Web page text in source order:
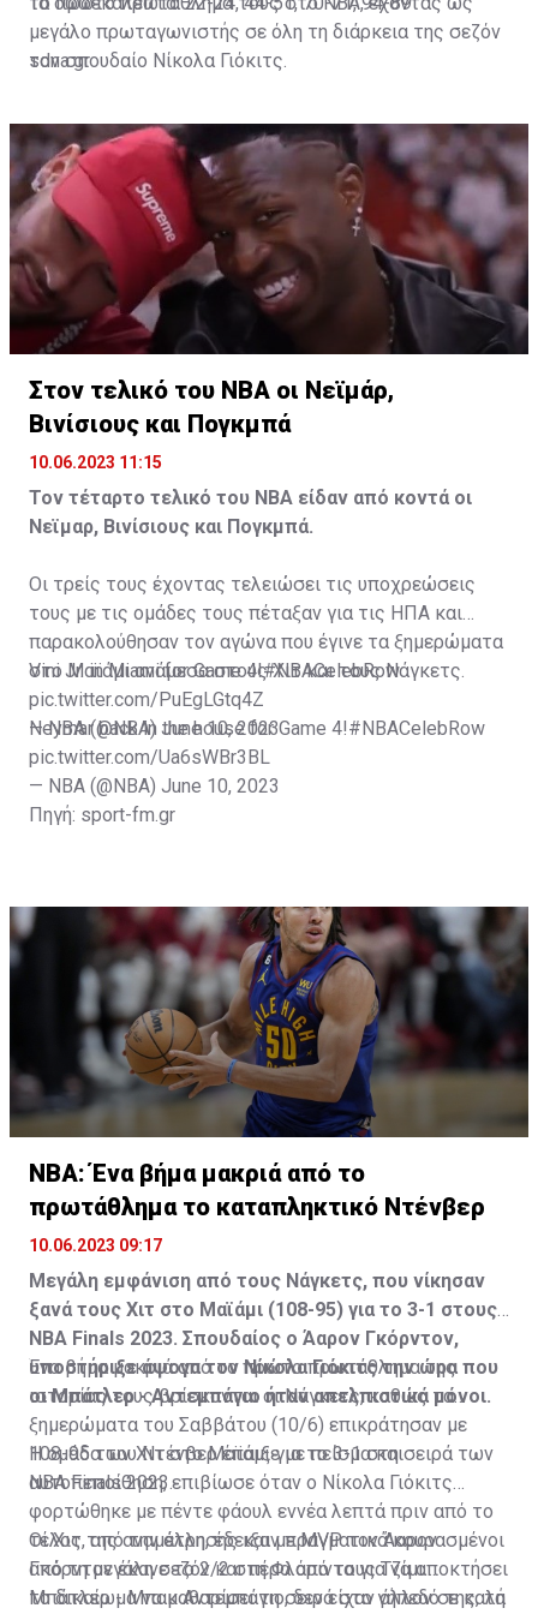
μεγάλο πρωταγωνιστής σε όλη τη διάρκεια της σεζόν
τον σπουδαίο Νίκολα Γιόκιτς.
sdna.gr
Στον τελικό του ΝΒΑ οι Νεϊμάρ,
Βινίσιους και Πογκμπά
10.06.2023 11:15
Τον τέταρτο τελικό του ΝΒΑ είδαν από κοντά οι
Νεϊμαρ, Βινίσιους και Πογκμπά.
Οι τρείς τους έχοντας τελειώσει τις υποχρεώσεις
τους με τις ομάδες τους πέταξαν για τις ΗΠΑ και
παρακολούθησαν τον αγώνα που έγινε τα ξημερώματα
στο Μαϊάμι ανάμεσα στους Χιτ και τους Νάγκετς.
Vini Jr. in Miami for Game 4!#NBACelebRow
pic.twitter.com/PuEgLGtq4Z
— NBA (@NBA) June 10, 2023
Neymar back in the house for Game 4!#NBACelebRow
pic.twitter.com/Ua6sWBr3BL
— NBA (@NBA) June 10, 2023
Πηγή: sport-fm.gr
NBA: Ένα βήμα μακριά από το
πρωτάθλημα το καταπληκτικό Ντένβερ
10.06.2023 09:17
Μεγάλη εμφάνιση από τους Νάγκετς, που νίκησαν
ξανά τους Χιτ στο Μαϊάμι (108-95) για το 3-1 στους
NBA Finals 2023. Σπουδαίος ο Άαρον Γκόρντον,
υποστήριξε άψογα τον Νίκολα Γιόκιτς την ώρα που
οι Μπάτλερ - Αντεμπάγιο ήταν απελπιστικά μόνοι.
Ένα βήμα μακριά από το πρώτο πρωτάθλημα της
ιστορίας τους βρίσκονται οι Νάγκετς, καθώς τα
ξημερώματα του Σαββάτου (10/6) επικράτησαν με
108-95 των Χιτ στο Μαϊάμι για το 3-1 στη σειρά των
NBA Finals 2023.
Η ομάδα του Ντένβερ έπαιξε με πείσμα και
αυτοπεποίθηση, επιβίωσε όταν ο Νίκολα Γιόκιτς
φορτώθηκε με πέντε φάουλ εννέα λεπτά πριν από το
τέλος της αναμέτρησης και με MVP τον Άαρον
Γκόρντον έκανε το 2/2 στη Φλόριντα για να αποκτήσει
το δικαίωμα να καθαρίσει τη σειρά στο γήπεδό της, τα
Οι Χιτ, από την άλλη, έδειξαν πραγματικά κουρασμένοι
από τη μεγάλη σεζόν και πέρα από τους Τζίμι
Μπάτλερ - Μπαμ Αντεμπάγιο, δεν είχαν άλλον σε καλή